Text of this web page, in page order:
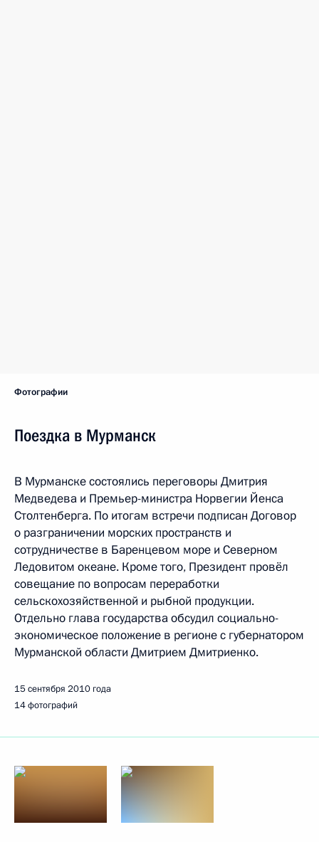
Фотографии
Поездка в Мурманск
В Мурманске состоялись переговоры Дмитрия
Медведева и Премьер-министра Норвегии Йенса
Столтенберга. По итогам встречи подписан Договор
о разграничении морских пространств и
сотрудничестве в Баренцевом море и Северном
Ледовитом океане. Кроме того, Президент провёл
совещание по вопросам переработки
сельскохозяйственной и рыбной продукции.
Отдельно глава государства обсудил социально-
экономическое положение в регионе с губернатором
Мурманской области Дмитрием Дмитриенко.
15 сентября 2010 года
14 фотографий